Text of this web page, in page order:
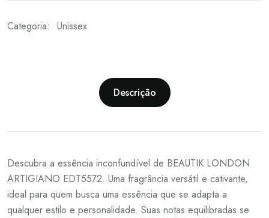
Categoria: Unissex
Descrição
Descubra a essência inconfundível de BEAUTIK LONDON
ARTIGIANO EDT5572. Uma fragrância versátil e cativante,
ideal para quem busca uma essência que se adapta a
qualquer estilo e personalidade. Suas notas equilibradas se